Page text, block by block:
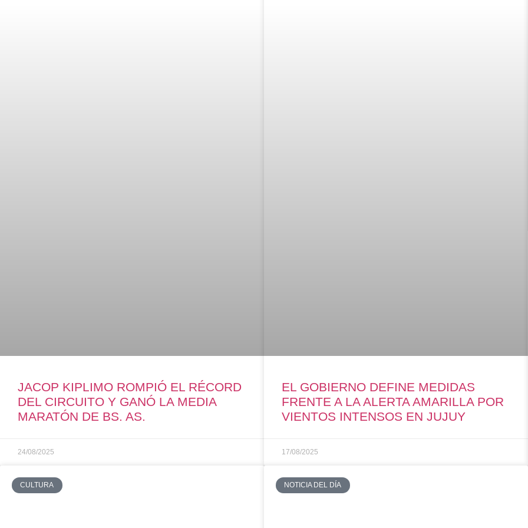
JACOP KIPLIMO ROMPIÓ EL RÉCORD
DEL CIRCUITO Y GANÓ LA MEDIA
MARATÓN DE BS. AS.
24/08/2025
EL GOBIERNO DEFINE MEDIDAS
FRENTE A LA ALERTA AMARILLA POR
VIENTOS INTENSOS EN JUJUY
17/08/2025
CULTURA NOTICIA DEL DÍA